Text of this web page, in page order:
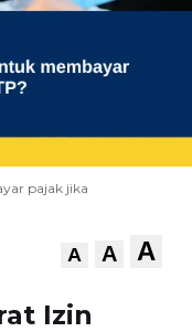
pajak jika
A A A
Izin